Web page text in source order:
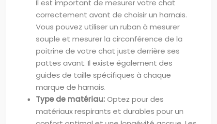
Il est important de mesurer votre chat
correctement avant de choisir un harnais.
Vous pouvez utiliser un ruban à mesurer
souple et mesurer la circonférence de la
poitrine de votre chat juste derrière ses
pattes avant. Il existe également des
guides de taille spécifiques à chaque
marque de harnais.
Type de matériau:Optez pour des
matériaux respirants et durables pour un